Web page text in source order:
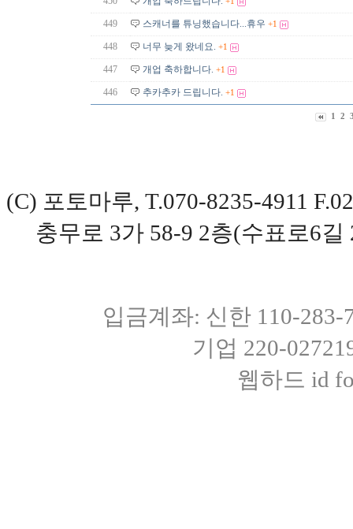
449 스캐너를 튜닝했습니다...휴우 +1
448 너무 늦게 왔네요. +1
447 개업 축하합니다. +1
446 추카추카 드립니다. +1
1 2
(C) 포토마루, T.070-8235-4911
충무로 3가 58-9 2층(수표로6
입금계좌: 신한 110-
기업 220-
웹하드 id